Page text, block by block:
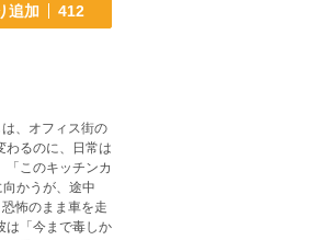
追加 412
るのに、日常は